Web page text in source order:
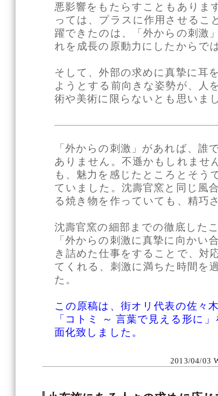
悪影響をもたらすこともありま
っては、プラスに作用させるこ
躍できたのは、「外からの刺激
れを成長の原動力にしたからで
そして、外部の求めに真摯に耳
ようとする前向きな姿勢が、人
術や美術に限らないとも思いま
「外からの刺激」があれば、誰
ありません。不遜かもしれませ
も、魅力を感じたところとそう
ていました。沈壽官窯と同じ風
る焼き物を作っていても、精巧
沈壽官窯の細部までの徹底した
「外からの刺激に真摯に向かい
き詰めた仕事をすることで、対
てくれる、刺激に満ちた時間を
た。
この原稿は、街オリ代表の佐々
「コトミ ～ 言葉で見える形に
面化致しました。
2013/04/03